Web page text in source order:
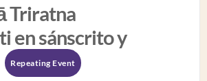
Triratna
en sánscrito y
Repeating Event